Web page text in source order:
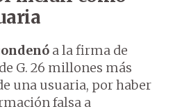
a la firma de
G. 26 millones más
una usuaria, por haber
falsa a